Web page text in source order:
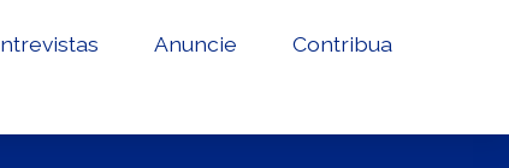
Anuncie
Contribua